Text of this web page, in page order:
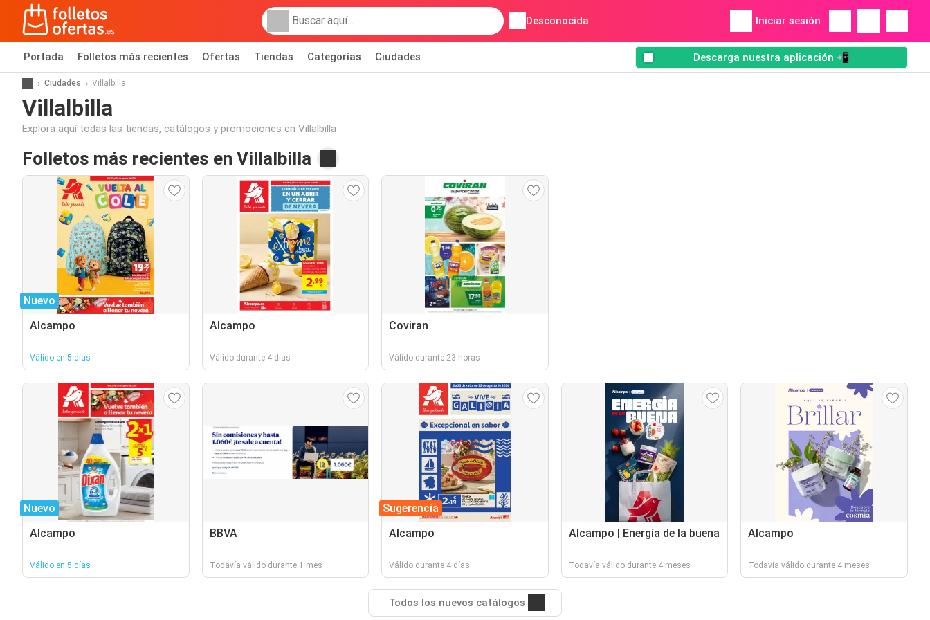
Desconocida Iniciar sesión
Portada Folletos más recientes Ofertas Tiendas Categorías Ciudades Descarga nuestra aplicación 📲
Ciudades Villalbilla
Villalbilla
Explora aquí todas las tiendas, catálogos y promociones en Villalbilla
Folletos más recientes en Villalbilla
Nuevo
Alcampo
Válido en 5 días
Alcampo
Válido durante 4 días
Coviran
Válido durante 23 horas
Nuevo
Alcampo
Válido en 5 días
BBVA
Todavía válido durante 1 mes
Sugerencia
Alcampo
Válido durante 4 días
Alcampo | Energía de la buena
Todavía válido durante 4 meses
Alcampo
Todavía válido durante 4 meses
Todos los nuevos catálogos